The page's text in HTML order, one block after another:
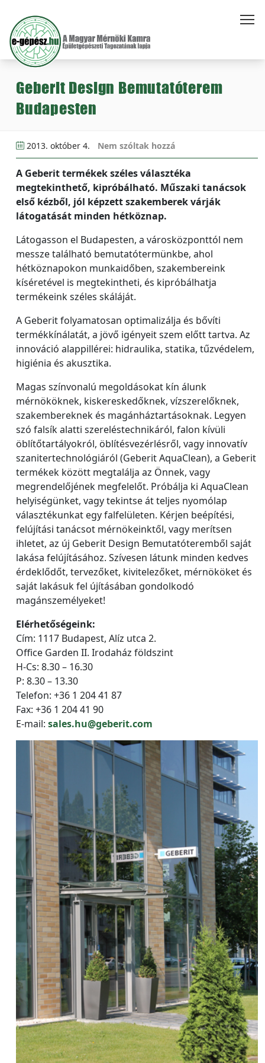
Geberit Design Bemutatóterem
Budapesten
2013. október 4. Nem szóltak hozzá
A Geberit termékek széles választéka
megtekinthető, kipróbálható. Műszaki tanácsok
első kézből, jól képzett szakemberek várják
látogatását minden hétköznap.
Látogasson el Budapesten, a városközponttól nem
messze található bemutatótermünkbe, ahol
hétköznapokon munkaidőben, szakembereink
kíséretével is megtekintheti, és kipróbálhatja
termékeink széles skáláját.
A Geberit folyamatosan optimalizálja és bővíti
termékkínálatát, a jövő igényeit szem előtt tartva. Az
innováció alappillérei: hidraulika, statika, tűzvédelem,
higiénia és akusztika.
Magas színvonalú megoldásokat kín álunk
mérnököknek, kiskereskedőknek, vízszerelőknek,
szakembereknek és magánháztartásoknak. Legyen
szó falsík alatti szereléstechnikáról, falon kívüli
öblítőtartályokról, öblítésvezérlésről, vagy innovatív
szanitertechnológiáról (Geberit AquaClean), a Geberit
termékek között megtalálja az Önnek, vagy
megrendelőjének megfelelőt. Próbálja ki AquaClean
helyiségünket, vagy tekintse át teljes nyomólap
választékunkat egy falfelületen. Kérjen beépítési,
felújítási tanácsot mérnökeinktől, vagy merítsen
ihletet, az új Geberit Design Bemutatóteremből saját
lakása felújításához. Szívesen látunk minden kedves
érdeklődőt, tervezőket, kivitelezőket, mérnököket és
saját lakásuk fel újításában gondolkodó
magánszemélyeket!
Elérhetőségeink:
Cím: 1117 Budapest, Alíz utca 2.
Office Garden II. Irodaház földszint
H-Cs: 8.30 – 16.30
P: 8.30 – 13.30
Telefon: +36 1 204 41 87
Fax: +36 1 204 41 90
E-mail: sales.hu@geberit.com